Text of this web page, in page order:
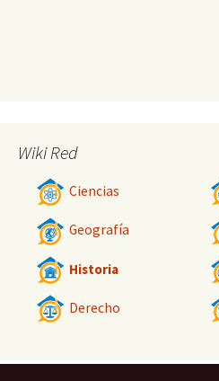
Wiki Red
Ciencias
Geografía
Historia
Derecho